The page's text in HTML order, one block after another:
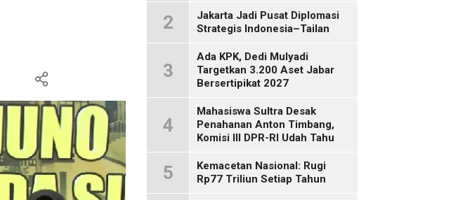
2
Jakarta Jadi Pusat Diplomasi
Strategis Indonesia–Tailan
3
Ada KPK, Dedi Mulyadi
Targetkan 3.200 Aset Jabar
Bersertipikat 2027
4
Mahasiswa Sultra Desak
Penahanan Anton Timbang,
Komisi III DPR-RI Udah Tahu
5
Kemacetan Nasional: Rugi
Rp77 Triliun Setiap Tahun